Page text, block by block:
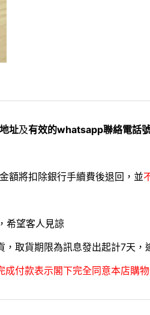
址及有效的whatsapp聯絡電話
額將扣除銀行手續費後退回，並
希望客人見諒
取貨期限為訊息發出起計7天，
成付款表示閣下完全同意本店購